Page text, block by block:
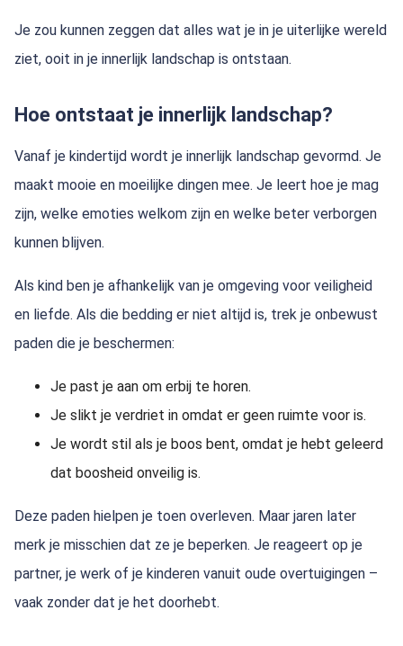
Je zou kunnen zeggen dat alles wat je in je uiterlijke wereld
ziet, ooit in je innerlijk landschap is ontstaan.
Hoe ontstaat je innerlijk landschap?
Vanaf je kindertijd wordt je innerlijk landschap gevormd. Je
maakt mooie en moeilijke dingen mee. Je leert hoe je mag
zijn, welke emoties welkom zijn en welke beter verborgen
kunnen blijven.
Als kind ben je afhankelijk van je omgeving voor veiligheid
en liefde. Als die bedding er niet altijd is, trek je onbewust
paden die je beschermen:
Je past je aan om erbij te horen.
Je slikt je verdriet in omdat er geen ruimte voor is.
Je wordt stil als je boos bent, omdat je hebt geleerd
dat boosheid onveilig is.
Deze paden hielpen je toen overleven. Maar jaren later
merk je misschien dat ze je beperken. Je reageert op je
partner, je werk of je kinderen vanuit oude overtuigingen –
vaak zonder dat je het doorhebt.